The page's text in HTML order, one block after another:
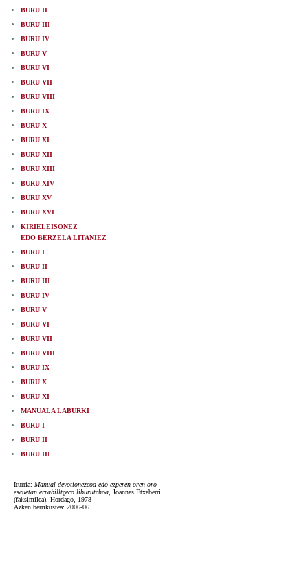
BURU II
BURU III
BURU IV
BURU V
BURU VI
BURU VII
BURU VIII
BURU IX
BURU X
BURU XI
BURU XII
BURU XIII
BURU XIV
BURU XV
BURU XVI
KIRIELEISONEZ
EDO BERZELA LITANIEZ
BURU I
BURU II
BURU III
BURU IV
BURU V
BURU VI
BURU VII
BURU VIII
BURU IX
BURU X
BURU XI
MANUALA LABURKI
BURU I
BURU II
BURU III
Iturria: Manual devotionezcoa edo ezperen oren oro
escuetan errabilltçeco liburutchoa , Joannes Etxeberri
(faksimilea). Hordago, 1978
Azken berrikustea: 2006-06